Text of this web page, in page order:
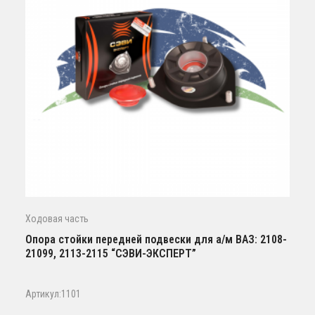
Ходовая часть
Опора стойки передней подвески для а/м ВАЗ: 2108-
21099, 2113-2115 “СЭВИ-ЭКСПЕРТ”
Артикул:1101